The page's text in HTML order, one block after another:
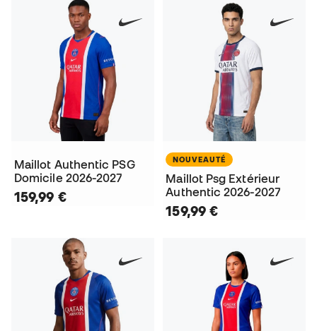
Maillot Authentic PSG
Domicile 2026-2027
159,99 €
NOUVEAUTÉ
Maillot Psg Extérieur
Authentic 2026-2027
159,99 €